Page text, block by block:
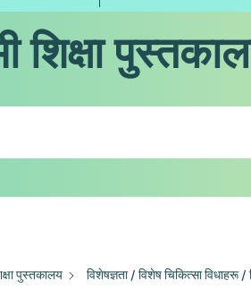
शिक्षा
पुस्तकालय विशेषज्ञता / विशेष चिकित्सा विधाहरू /